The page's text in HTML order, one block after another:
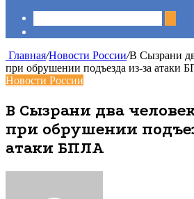
Главная/Новости России/В Сызрани
при обрушении подъезда из-за атаки
Новости России
В Сызрани два
при обрушении
атаки БПЛА